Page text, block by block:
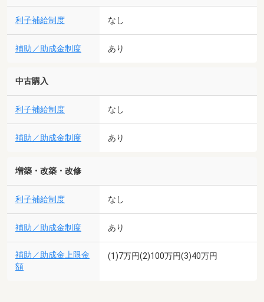
利子補給制度 なし
補助／助成金制度 あり
中古購入
利子補給制度 なし
補助／助成金制度 あり
増築・改築・改修
利子補給制度 なし
補助／助成金制度 あり
補助／助成金上限金
額
(1)7万円(2)100万円(3)40万円